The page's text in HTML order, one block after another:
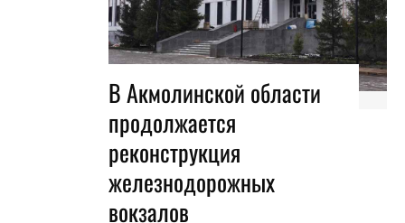
В Акмолинской области
продолжается
реконструкция
железнодорожных
вокзалов